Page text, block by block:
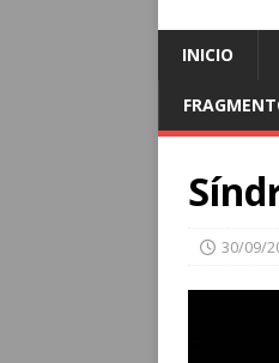
INICIO
30/09/